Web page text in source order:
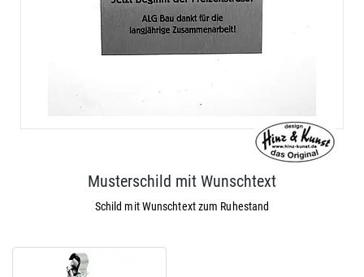
Musterschild mit Wunschtext
Schild mit Wunschtext zum Ruhestand